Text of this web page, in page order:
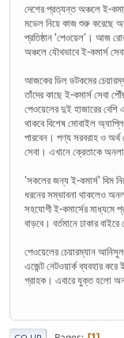
দেশের প্রত্যন্ত অঞ্চলে ই-
মডেল নিয়ে কাজ শুরু করেছে
প্রতিষ্ঠান 'পেওয়েল'। আজ
অঞ্চলে যৌথভাবে ই-কমার্স
আজকের ডিল ডটকমের
তাঁদের কাছে ই-কমার্স সেবা
পেওয়েলের দুই হাজারের বেশি
থাকবে বিশেষ মোবাইল
পারবেন। পণ্য সরবরাহ ও
সেবা। এখানে ক্রেতাকে
'সকলের জন্য ই-কমার্স' থিম
ধরনের সম্ভাবনা থাকলেও
সহযোগী ই-কমার্সের মাধ্যমে
বাড়বে। বর্তমানে ঢাকার
পেওয়েলের চেয়ারম্যান
এজেন্ট নেটওয়ার্ক ব্যবহার
গ্রাহক। এবারে যুক্ত হলো